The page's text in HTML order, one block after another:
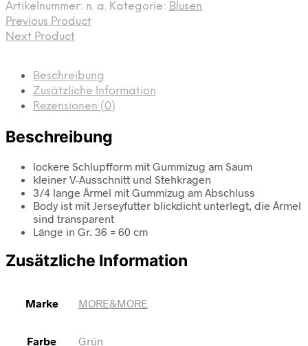
Artikelnummer: n. a. Kategorie: Blusen
Previous Product
Next Product
Beschreibung
Zusätzliche Information
Rezensionen (0)
Beschreibung
lockere Schlupfform mit Gummizug am Saum
kleiner V-Ausschnitt und Stehkragen
3/4 lange Ärmel mit Gummizug am Abschluss
Body ist mit Jerseyfutter blickdicht unterlegt, die Ärmel
sind transparent
Länge in Gr. 36 = 60 cm
Zusätzliche Information
Marke MORE&MORE
Farbe Grün